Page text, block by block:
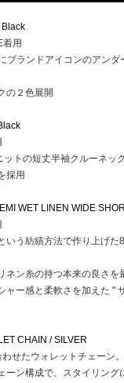
Black
用
ブランドアイコンのアンダ
の２色展開
トの短丈半袖クルーネック
採用
WET LINEN WIDE
いう紡績方法で作り上げた
ネン糸の持つ本来の良さを
ャー感と柔軟さを加えた "
CHAIN / SILVER
せたウォレットチェーン。
ーン構成で、スタイリング